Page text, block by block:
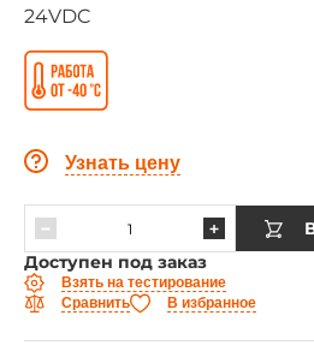
24VDC
Узнать цену
Доступен под заказ
Взять на тестирование
Сравнить
В избранное